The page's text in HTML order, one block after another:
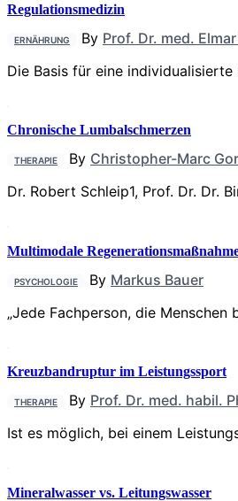
Regulationsmedizin
ERNÄHRUNG By Prof. Dr. med.
Die Basis für eine
Chronische Lumbalschmerzen
THERAPIE By Christopher-Marc
Dr. Robert Schleip1, Prof. Dr. Dr.
Multimodale
PSYCHOLOGIE By Markus Bauer
„Jede Fachperson, die
Kreuzbandruptur im Leistungssport
THERAPIE By Prof. Dr. med. habil.
Ist es möglich, bei einem
Mineralwasser vs. Leitungswasser